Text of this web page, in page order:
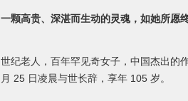
一颗高贵、深湛而生动的灵魂，如她所愿
世纪老人，百年罕见奇女子，中国杰出的
月 25 日凌晨与世长辞，享年 105 岁。